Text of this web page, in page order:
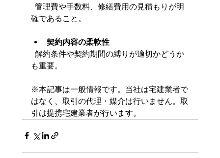
確であること。
契約内容の柔軟性
も重要。
※本記事は一般情報です。当社は宅建業者で
はなく、取引の代理・媒介は行いません。取
引は提携宅建業者が行います。